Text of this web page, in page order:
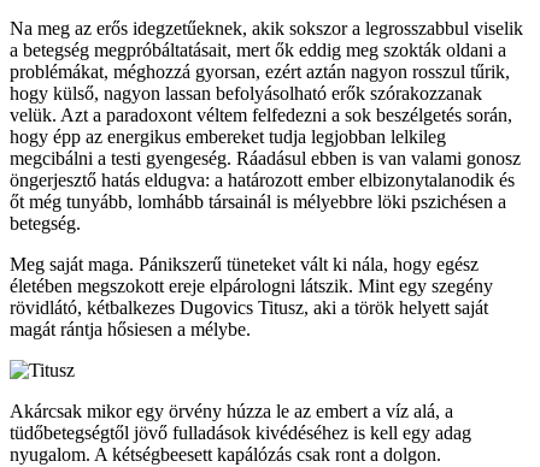
Na meg az erős idegzetűeknek, akik sokszor a legrosszabbul viselik
a betegség megpróbáltatásait, mert ők eddig meg szokták oldani a
problémákat, méghozzá gyorsan, ezért aztán nagyon rosszul tűrik,
hogy külső, nagyon lassan befolyásolható erők szórakozzanak
velük. Azt a paradoxont véltem felfedezni a sok beszélgetés során,
hogy épp az energikus embereket tudja legjobban lelkileg
megcibálni a testi gyengeség. Ráadásul ebben is van valami gonosz
öngerjesztő hatás eldugva: a határozott ember elbizonytalanodik és
őt még tunyább, lomhább társainál is mélyebbre löki pszichésen a
betegség.
Meg saját maga. Pánikszerű tüneteket vált ki nála, hogy egész
életében megszokott ereje elpárologni látszik. Mint egy szegény
rövidlátó, kétbalkezes Dugovics Titusz, aki a török helyett saját
magát rántja hősiesen a mélybe.
Akárcsak mikor egy örvény húzza le az embert a víz alá, a
tüdőbetegségtől jövő fulladások kivédéséhez is kell egy adag
nyugalom. A kétségbeesett kapálózás csak ront a dolgon.